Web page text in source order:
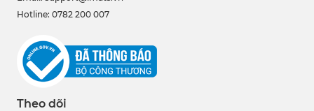
Hotline: 0782 200 007
Theo dõi